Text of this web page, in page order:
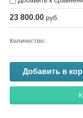
23 800.00 руб.
Количество:
Добавить в